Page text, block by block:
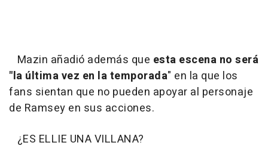
Mazin añadió además que esta escena no será
"la última vez en la temporada" en la que los
fans sientan que no pueden apoyar al personaje
de Ramsey en sus acciones.
¿ES ELLIE UNA VILLANA?